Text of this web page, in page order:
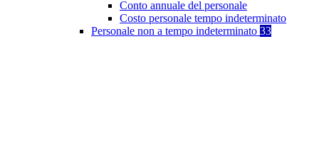
Conto annuale del personale
Costo personale tempo indeterminato
Personale non a tempo indeterminato 33